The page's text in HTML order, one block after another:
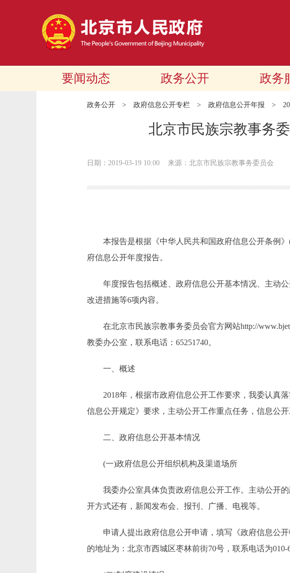
要闻动态 政务公开 政务
政务公开 > 政府信息公开专栏 > 政府信息公开年报 >
北京市民族宗教事务
日期：2019-03-19 10:00 来源：北京市民族宗教事务委员会
本报告是根据《中华人民共和国政府信息公开条例》(
府信息公开年度报告。
年度报告包括概述、政府信息公开基本情况、主动公
改进措施等6项内容。
在北京市民族宗教事务委员会官方网站http://
教委办公室，联系电话：65251740。
一、概述
2018年，根据市政府信息公开工作要求，我委认真落
信息公开规定》要求，主动公开工作重点任务，信息公
二、政府信息公开基本情况
(一)政府信息公开组织机构及渠道场所
我委办公室具体负责政府信息公开工作。主动公开的
开方式还有，新闻发布会、报刊、广播、电视等。
申请人提出政府信息公开申请，填写《政府信息公开
的地址为：北京市西城区枣林前街70号，联系电话为010-